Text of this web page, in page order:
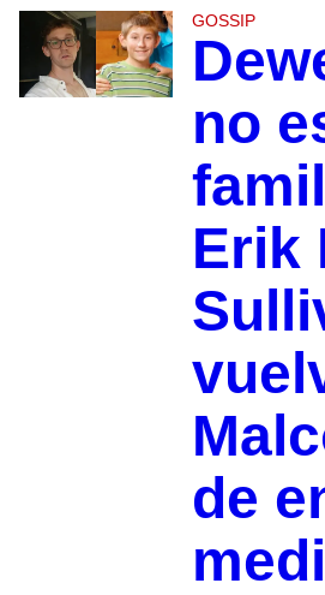
GOSSIP
no
Erik
de